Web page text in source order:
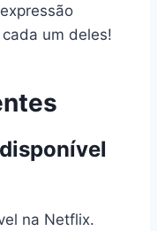
um deles!
na Netflix.